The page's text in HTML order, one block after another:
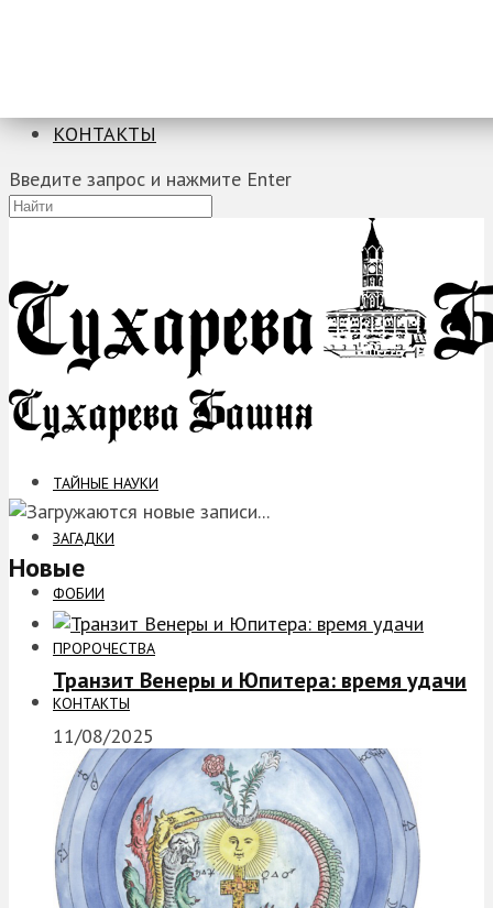
КОНТАКТЫ
Введите запрос и нажмите Enter
ТАЙНЫЕ НАУКИ
ЗАГАДКИ
ФОБИИ
ПРОРОЧЕСТВА
КОНТАКТЫ
Новые
Транзит Венеры и Юпитера: время удачи
11/08/2025